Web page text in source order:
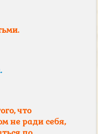
что
не ради себя,